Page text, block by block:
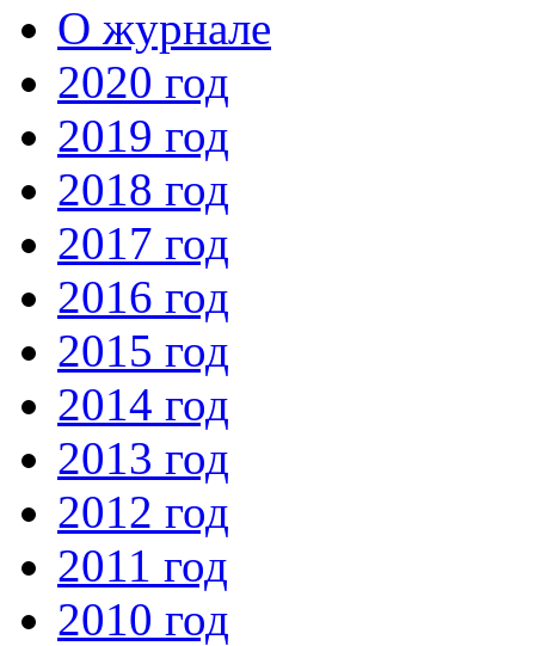
О журнале
2020 год
2019 год
2018 год
2017 год
2016 год
2015 год
2014 год
2013 год
2012 год
2011 год
2010 год